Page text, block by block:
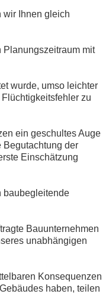
wir Ihnen gleich
Planungszeitraum mit
wurde, umso leichter
zu
ein geschultes Auge
Begutachtung der
Einschätzung
baubegleitende
Bauunternehmen
unabhängigen
Konsequenzen
haben, teilen